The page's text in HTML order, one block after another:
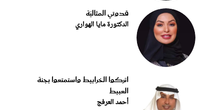
قدوتي المثاليّة
الدكتورة مايا الهواري
اتركوا الخرابيط واستمتعوا بجنة
العبيط
أحمد العرفج